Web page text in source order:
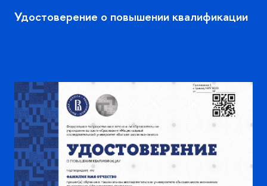
Удостоверение о повышении квалификации